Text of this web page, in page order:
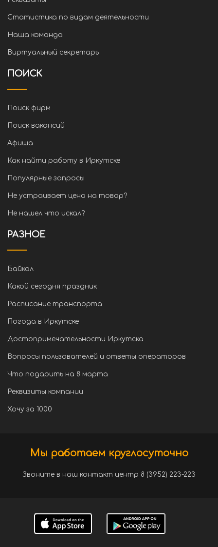
Статистика по видам деятельности
Наша команда
Виртуальный секретарь
ПОИСК
Поиск фирм
Поиск вакансий
Афиша
Как найти работу в Иркутске
Популярные запросы
Не устраивает цена на товар?
Не нашел что искал?
РАЗНОЕ
Байкал
Какой сегодня праздник
Расписание транспорта
Погода в Иркутске
Достопримечательности Иркутска
Вопросы пользователей и ответы операторов
Что подарить на 8 марта
Реквизиты компании
Хочу за 1000
Мы работаем круглосуточно
Звоните в наш контакт центр 8 (3952) 223-223